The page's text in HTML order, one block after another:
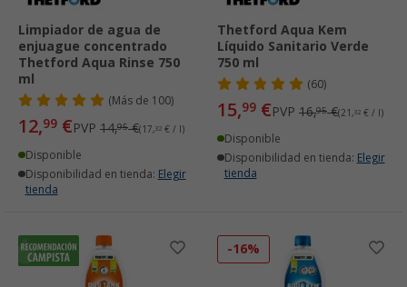
Limpiador de agua de
enjuague concentrado
Thetford Aqua Rinse 750
ml
( Más de 100)
12,99 €PVP 14,95€(17,32 € / l)
Disponible
Disponibilidad en tienda: Elegir
tienda
Thetford Aqua Kem
Líquido Sanitario Verde
750 ml
(60)
15,99 €PVP 16,95€(21,32 € / l)
Disponible
Disponibilidad en tienda: Elegir
tienda
-16%